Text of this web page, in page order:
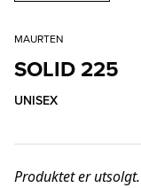
MAURTEN
SOLID 225
UNISEX
Produktet er utsolgt.